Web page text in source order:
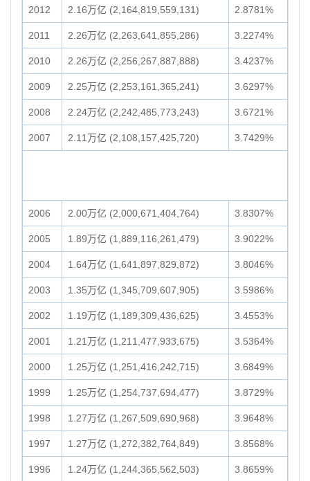
2012 2.16万亿 (2,164,819,559,131) 2.8781%
2011 2.26万亿 (2,263,641,855,286) 3.2274%
2010 2.26万亿 (2,256,267,887,888) 3.4237%
2009 2.25万亿 (2,253,161,365,241) 3.6297%
2008 2.24万亿 (2,242,485,773,243) 3.6721%
2007 2.11万亿 (2,108,157,425,720) 3.7429%
2006 2.00万亿 (2,000,671,404,764) 3.8307%
2005 1.89万亿 (1,889,116,261,479) 3.9022%
2004 1.64万亿 (1,641,897,829,872) 3.8046%
2003 1.35万亿 (1,345,709,607,905) 3.5986%
2002 1.19万亿 (1,189,309,436,625) 3.4553%
2001 1.21万亿 (1,211,477,933,675) 3.5364%
2000 1.25万亿 (1,251,416,242,715) 3.6849%
1999 1.25万亿 (1,254,737,694,477) 3.8729%
1998 1.27万亿 (1,267,509,690,968) 3.9648%
1997 1.27万亿 (1,272,382,764,849) 3.8568%
1996 1.24万亿 (1,244,365,562,503) 3.8659%